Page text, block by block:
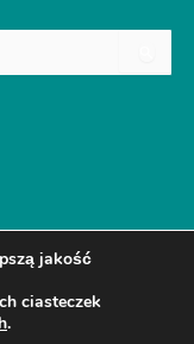
przez
jakość
ciasteczek
.